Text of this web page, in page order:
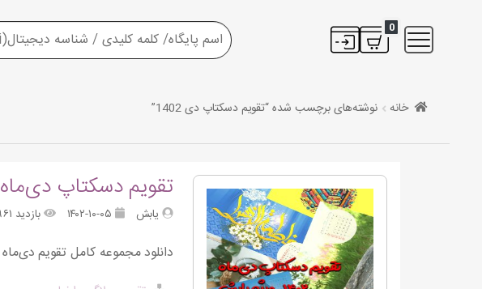
0
خانه نوشته‌های برچسب شده “تقویم دسکتاپ دی 1402”
تقویم دسکتاپ دی‌ماه ۱۴۰۲ – ویژه یابش
یابش
دانلود مجموعه کامل تقویم دی‌ماه ۱۴۰۲